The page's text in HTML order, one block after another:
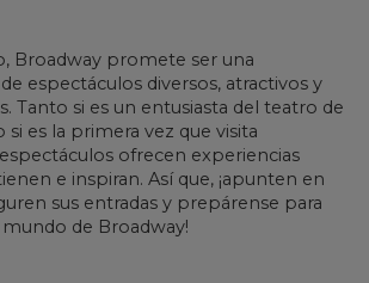
Broadway promete ser una
espectáculos diversos, atractivos y
Tanto si es un entusiasta del teatro de
es la primera vez que visita
ofrecen experiencias
e inspiran. Así que, ¡apunten en
sus entradas y prepárense para
de Broadway!